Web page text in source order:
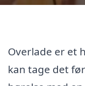
Overlade er et
kan tage det